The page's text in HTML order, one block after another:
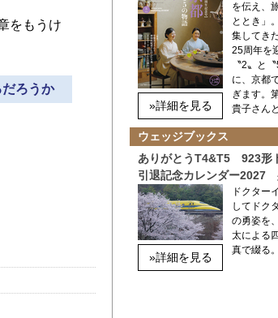
をもうけ
ろうか
»詳細を見る
を伝え、
ととき」
集してき
25周年を
〝2〟と
に、京都
ぎます。
貴子さん
ウェッジブックス
ありがとうT4&T5 923形
引退記念カレンダー2027
»詳細を見る
ドクター
してドク
の勇姿を
太による
真で綴る。